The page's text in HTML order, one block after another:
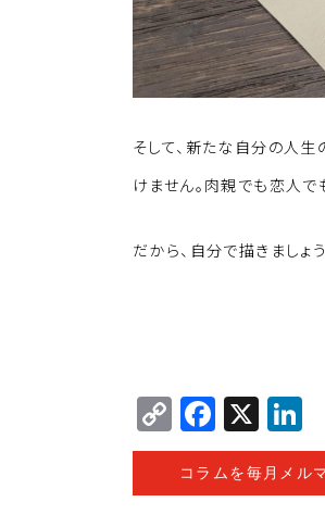
そして、新たな自分の人生
けません。肉親でも恋人で
だから、自分で描きましょ
C
o
p
F
a
c
X
n
k
コラムを毎月メル